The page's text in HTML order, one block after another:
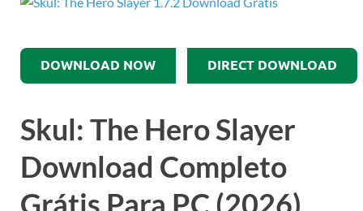
DOWNLOAD NOW DIRECT DOWNLOAD
Skul: The Hero Slayer
Download Completo
Grátis Para PC (2026)